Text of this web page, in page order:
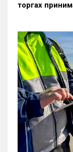
торгах